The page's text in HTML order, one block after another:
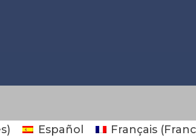
) Español Français(